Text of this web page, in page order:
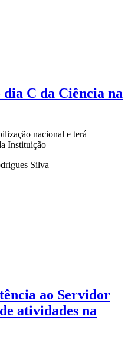
C da Ciência na
nacional e terá
Instituição
Silva
ao Servidor
atividades na